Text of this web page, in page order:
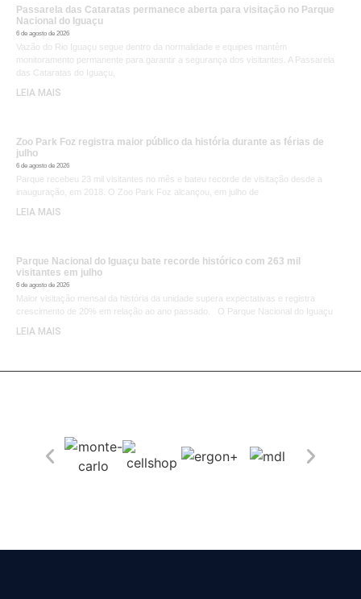
Passarela das Cataratas permanece aberta para visitação no Parque
Nacional do Iguaçu
6 de agosto de 2026
Vazão do Rio Iguaçu segue dentro da normalidade e equipes mantêm
monitoramento permanente para garantir a segurança dos visitantes. A Passarela
das Cataratas do Iguaçu,
LEIA MAIS
Zoo Park Foz registra maior público da história durante as férias de
julho
6 de agosto de 2026
Parque recebeu 23 mil visitantes no mês e bateu recorde de visitação desde a
inauguração, em 2018. O Zoo Park Foz alcançou, em julho de
LEIA MAIS
Parque Nacional do Iguaçu bate recorde histórico com 263 mil
visitantes em julho
6 de agosto de 2026
Maior visitação mensal da história da unidade supera expectativas e registra
crescimento de 20% em relação ao ano passado. O Parque Nacional do Iguaçu
LEIA MAIS